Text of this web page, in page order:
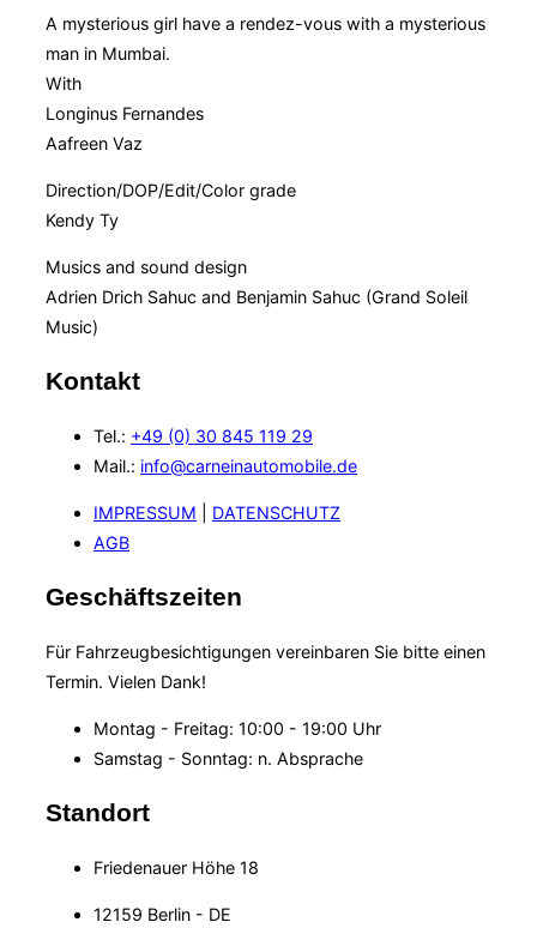
A mysterious girl have a rendez-vous with a mysterious
man in Mumbai.
With
Longinus Fernandes
Aafreen Vaz
Direction/DOP/Edit/Color grade
Kendy Ty
Musics and sound design
Adrien Drich Sahuc and Benjamin Sahuc (Grand Soleil
Music)
Kontakt
Tel.: +49 (0) 30 845 119 29
Mail.: info@carneinautomobile.de
IMPRESSUM
DATENSCHUTZ
AGB
Geschäftszeiten
Für Fahrzeugbesichtigungen vereinbaren Sie bitte einen
Termin. Vielen Dank!
Montag - Freitag: 10:00 - 19:00 Uhr
Samstag - Sonntag: n. Absprache
Standort
Friedenauer Höhe 18
12159 Berlin - DE